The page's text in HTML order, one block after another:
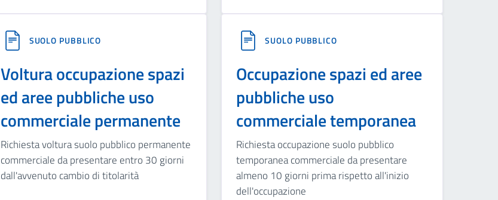
SUOLO PUBBLICO
Voltura occupazione spazi
ed aree pubbliche uso
commerciale permanente
Richiesta voltura suolo pubblico permanente
commerciale da presentare entro 30 giorni
dall'avvenuto cambio di titolarità
SUOLO PUBBLICO
Occupazione spazi ed aree
pubbliche uso
commerciale temporanea
Richiesta occupazione suolo pubblico
temporanea commerciale da presentare
almeno 10 giorni prima rispetto all'inizio
dell'occupazione